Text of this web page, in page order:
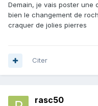
Demain, je vais poster une
bien le changement de
craquer de jolies pierres
Citer
rasc50